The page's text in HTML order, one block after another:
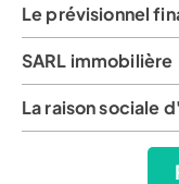
Le prévisionnel
SARL immobilière
La raison sociale